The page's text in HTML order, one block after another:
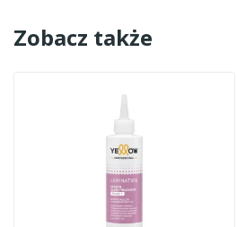
Zobacz także